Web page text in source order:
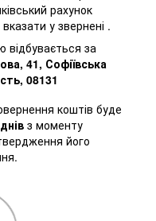
рахунок
у звернені .
відбувається за
41, Софіївська
08131
коштів буде
з моменту
його